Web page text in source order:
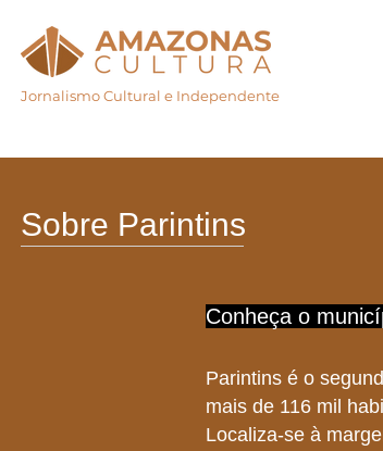
Jornalismo Cultural e Independente
Sobre Parintins
Conheça o
Parintins é o
mais de 116 mil
Localiza-se à